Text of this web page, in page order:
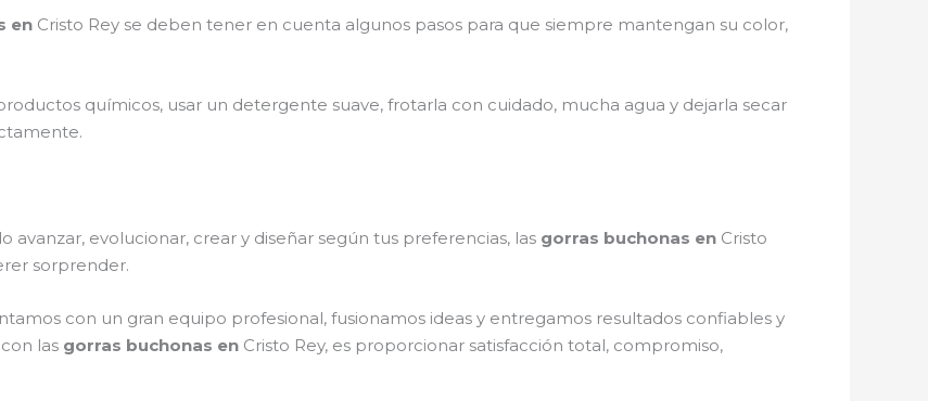
en Cristo Rey se deben tener en cuenta algunos pasos para que siempre mantengan su color,
químicos, usar un detergente suave, frotarla con cuidado, mucha agua y dejarla secar
evolucionar, crear y diseñar según tus preferencias, las gorras buchonas en Cristo
sorprender.
con un gran equipo profesional, fusionamos ideas y entregamos resultados confiables y
las gorras buchonas en Cristo Rey, es proporcionar satisfacción total, compromiso,